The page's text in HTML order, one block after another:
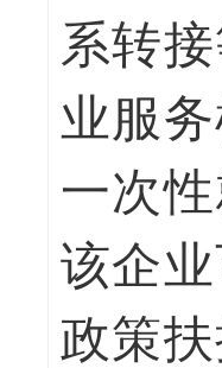
系转
业服
一次
该企
政策